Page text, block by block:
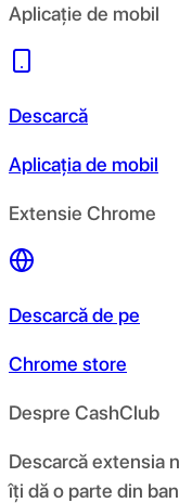
Aplicație de mobil
Descarcă
Aplicația de mobil
Extensie Chrome
Descarcă de pe
Chrome store
Despre CashClub
Descarcă extensia
îți dă o parte din